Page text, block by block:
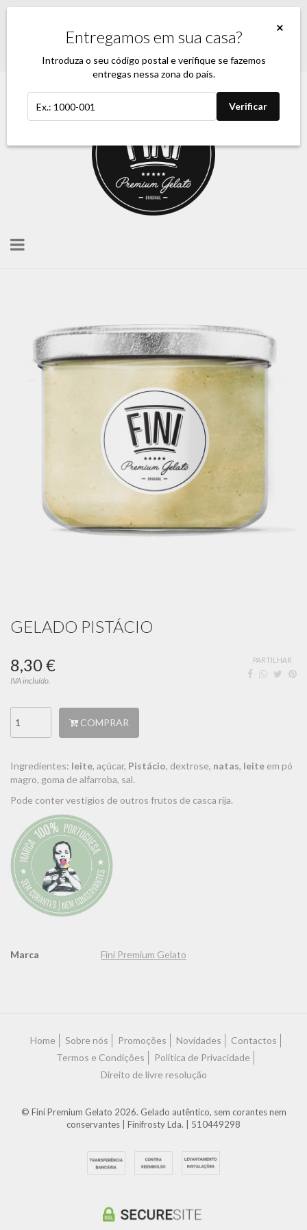
Toggle
GELADO PISTÁCIO
8,30 €
IVA incluído.
PARTILHAR
COMPRAR
Ingredientes: leite, açúcar, Pistácio, dextrose, natas, leite em pó
magro, goma de alfarroba, sal.
Pode conter vestígios de outros frutos de casca rija.
Marca
Fini Premium Gelato
Home Sobre nós Promoções Novidades
Contactos
Termos e Condições
Política de Privacidade
Direito de livre resolução
© Fini Premium Gelato 2026. Gelado autêntico, sem corantes nem
conservantes | Finifrosty Lda. | 510449298
×
Entregamos em sua casa?
Introduza o seu código postal e verifique se fazemos
entregas nessa zona do país.
Verificar